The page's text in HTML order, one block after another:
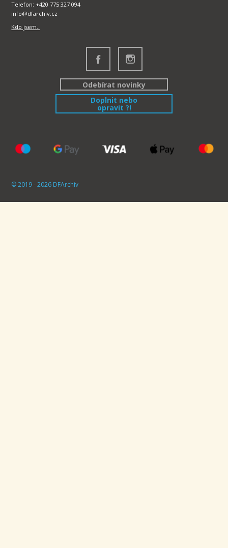
Telefon: +420 775 327 094
info@dfarchiv.cz
Kdo jsem..
Odebírat novinky
Doplnit nebo
opravit ?!
© 2019 - 2026 DFArchiv